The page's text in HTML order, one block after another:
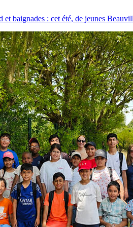
et baignades : cet été, de jeunes